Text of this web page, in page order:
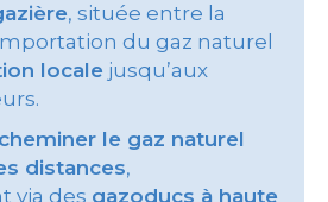
, située entre la
du gaz naturel
locale jusqu’aux
le gaz naturel
distances,
via des gazoducs à haute